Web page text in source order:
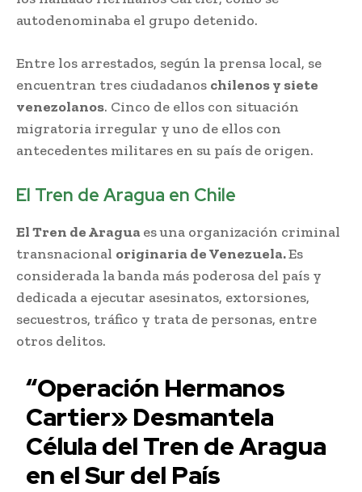
autodenominaba el grupo detenido.
Entre los arrestados, según la prensa local, se
encuentran tres ciudadanos chilenos y siete
venezolanos. Cinco de ellos con situación
migratoria irregular y uno de ellos con
antecedentes militares en su país de origen.
El Tren de Aragua en Chile
El Tren de Araguaes una organización criminal
transnacional originaria de Venezuela.Es
considerada la banda más poderosa del país y
dedicada a ejecutar asesinatos, extorsiones,
secuestros, tráfico y trata de personas, entre
otros delitos.
“Operación Hermanos
Cartier» Desmantela
Célula del Tren de Aragua
en el Sur del País